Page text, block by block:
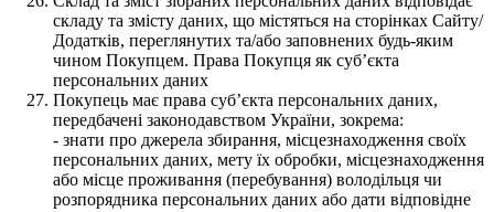
складу та змісту даних, що містяться на сторінках Сайту/
Додатків, переглянутих та/або заповнених будь-яким
чином Покупцем. Права Покупця як суб’єкта
персональних даних
Покупець має права суб’єкта персональних даних,
передбачені законодавством України, зокрема:
- знати про джерела збирання, місцезнаходження своїх
персональних даних, мету їх обробки, місцезнаходження
або місце проживання (перебування) володільця чи
розпорядника персональних даних або дати відповідне